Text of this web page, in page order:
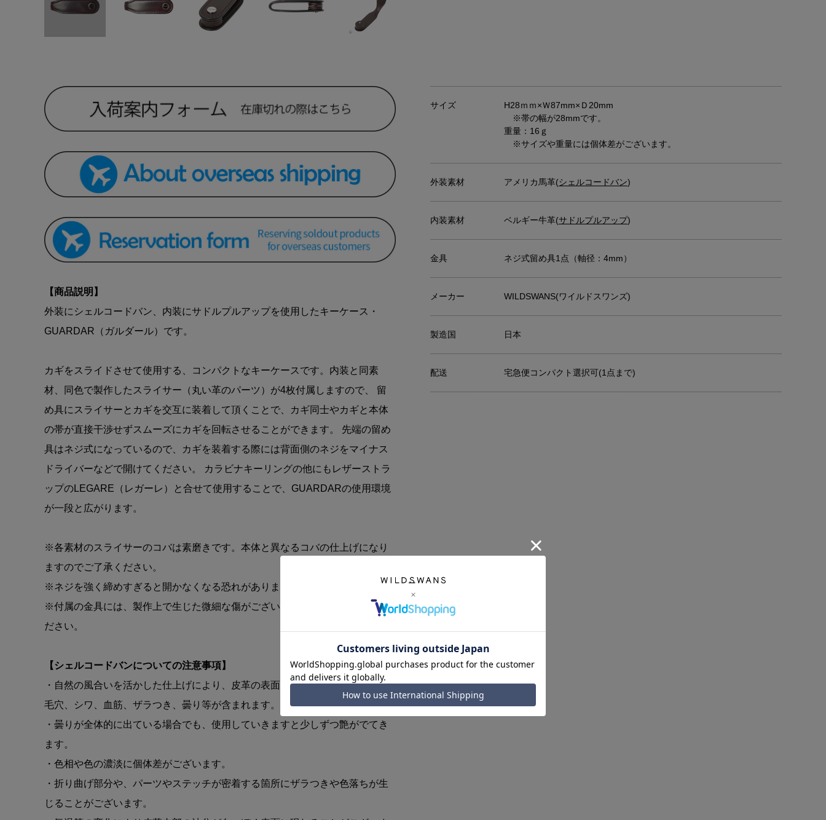
【商品説明】
外装にシェルコードバン、内装にサドルプルアップを使用したキーケース・
GUARDAR（ガルダール）です。
カギをスライドさせて使用する、コンパクトなキーケースです。内装と同素
材、同色で製作したスライサー（丸い革のパーツ）が4枚付属しますので、 留
め具にスライサーとカギを交互に装着して頂くことで、カギ同士やカギと本体
の帯が直接干渉せずスムーズにカギを回転させることができます。 先端の留め
具はネジ式になっているので、カギを装着する際には背面側のネジをマイナス
ドライバーなどで開けてください。 カラビナキーリングの他にもレザーストラ
ップのLEGARE（レガーレ）と合せて使用することで、GUARDARの使用環境
が一段と広がります。
※各素材のスライサーのコバは素磨きです。本体と異なるコバの仕上げになり
ますのでご了承ください。
※ネジを強く締めすぎると開かなくなる恐れがありますのでご注意下さい。
※付属の金具には、製作上で生じた微細な傷がございますので、予めご了承く
ださい。
【シェルコードバンについての注意事項】
・自然の風合いを活かした仕上げにより、皮革の表面には色ムラ、シミ、傷、
毛穴、シワ、血筋、ザラつき、曇り等が含まれます。
・曇りが全体的に出ている場合でも、使用していきますと少しずつ艶がでてき
ます。
・色相や色の濃淡に個体差がございます。
・折り曲げ部分や、パーツやステッチが密着する箇所にザラつきや色落ちが生
じることがございます。
サイズ
H28ｍｍ×Ｗ87mm×Ｄ20mm
※帯の幅が28mmです。
重量：16ｇ
※サイズや重量には個体差がございます。
外装素材 アメリカ馬革(シェルコードバン)
内装素材 ベルギー牛革(サドルプルアップ)
金具 ネジ式留め具1点（軸径：4mm）
メーカー WILDSWANS(ワイルドスワンズ)
製造国 日本
配送 宅急便コンパクト選択可(1点まで)